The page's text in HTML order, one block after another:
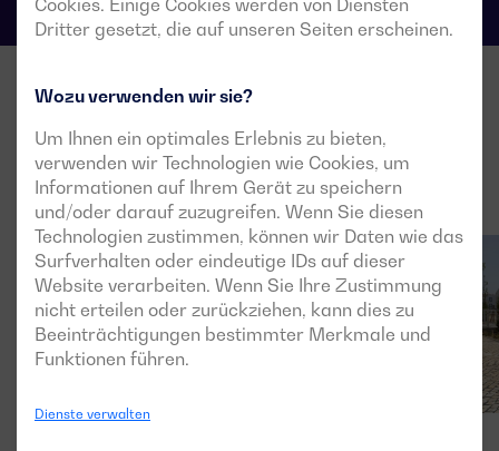
Cookies. Einige Cookies werden von Diensten
Dritter gesetzt, die auf unseren Seiten erscheinen.
Wozu verwenden wir sie?
Um Ihnen ein optimales Erlebnis zu bieten,
verwenden wir Technologien wie Cookies, um
Informationen auf Ihrem Gerät zu speichern
und/oder darauf zuzugreifen. Wenn Sie diesen
Technologien zustimmen, können wir Daten wie das
Surfverhalten oder eindeutige IDs auf dieser
Website verarbeiten. Wenn Sie Ihre Zustimmung
nicht erteilen oder zurückziehen, kann dies zu
Beeinträchtigungen bestimmter Merkmale und
Funktionen führen.
Dienste verwalten